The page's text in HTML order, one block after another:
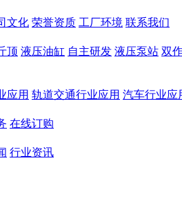
文化 荣誉资质 工厂环境 联系我们
顶 液压油缸 自主研发 液压泵站 双
应用 轨道交通行业应用 汽车行业应
在线订购
行业资讯